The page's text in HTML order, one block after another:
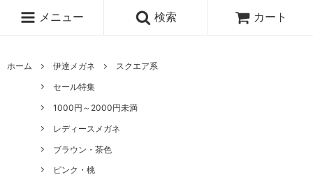
メニュー 検索 カート
ホーム 伊達メガネ
スクエア系
セール特集
1000円～2000円未満
レディースメガネ
ブラウン・茶色
ピンク・桃